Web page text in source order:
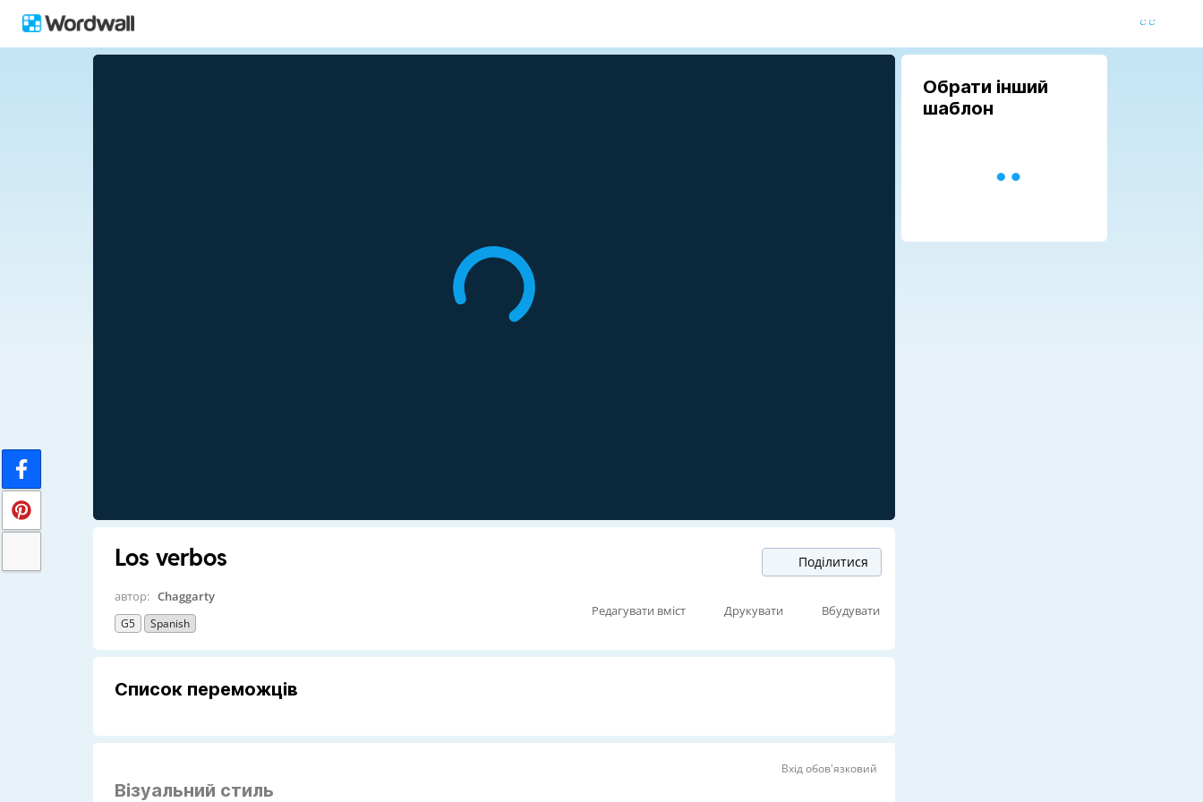
Los verbos Поділитися
автор: Chaggarty
G5 Spanish
Редагувати вміст Друкувати Вбудувати
Список переможців
Вхід обов’язковий
Візуальний стиль
Обрати інший
шаблон